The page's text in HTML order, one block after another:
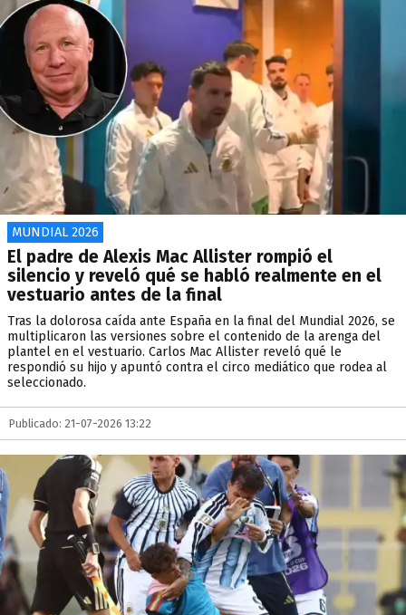
MUNDIAL 2026
El padre de Alexis Mac Allister rompió el
silencio y reveló qué se habló realmente en el
vestuario antes de la final
Tras la dolorosa caída ante España en la final del Mundial 2026, se
multiplicaron las versiones sobre el contenido de la arenga del
plantel en el vestuario. Carlos Mac Allister reveló qué le
respondió su hijo y apuntó contra el circo mediático que rodea al
seleccionado.
Publicado: 21-07-2026 13:22